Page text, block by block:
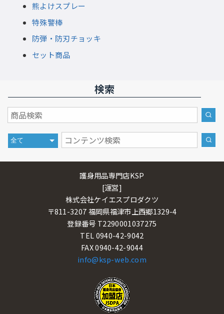
熊よけスプレー
特殊警棒
防弾・防刃チョッキ
セット商品
検索
護身用品専門店KSP
[運営]
株式会社ケイエスプロダクツ
〒811-3207 福岡県福津市上西郷1329-4
登録番号 T2290001037275
TEL 0940-42-9042
FAX 0940-42-9044
info@ksp-web.com